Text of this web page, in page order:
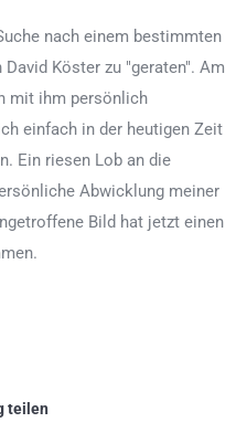
nach einem bestimmten
Köster zu "geraten". Am
mit ihm persönlich
einfach in der heutigen Zeit
Ein riesen Lob an die
Abwicklung meiner
Bild hat jetzt einen
teilen